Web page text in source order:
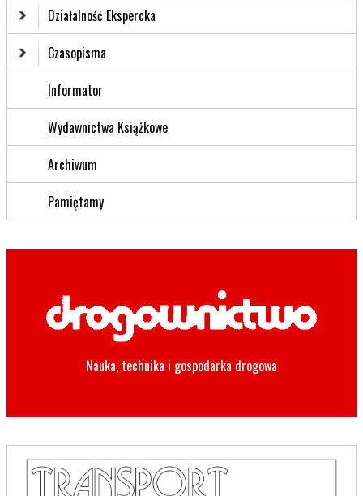
Działalność Ekspercka
Czasopisma
Informator
Wydawnictwa Książkowe
Archiwum
Pamiętamy
Nauka, technika i gospodarka drogowa